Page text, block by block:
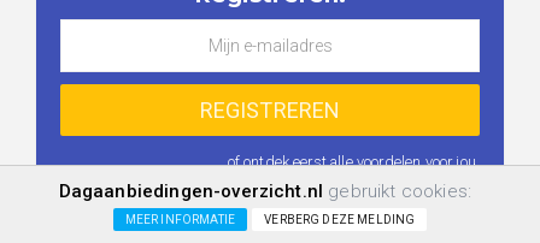
...of ontdek eerstalle voordelen voor jou.
Dagaanbiedingen-overzicht.nl gebruikt cookies:
MEER INFORMATIE VERBERG DEZE MELDING